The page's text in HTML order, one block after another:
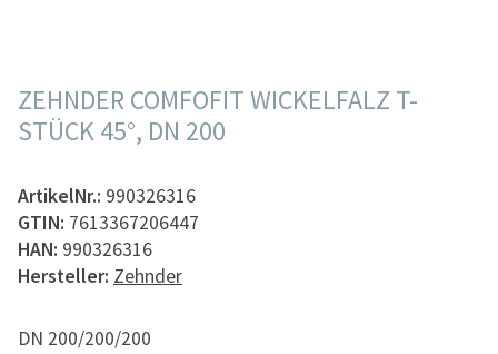
ZEHNDER COMFOFIT WICKELFALZ T-
STÜCK 45°, DN 200
ArtikelNr.: 990326316
GTIN: 7613367206447
HAN: 990326316
Hersteller: Zehnder
DN 200/200/200